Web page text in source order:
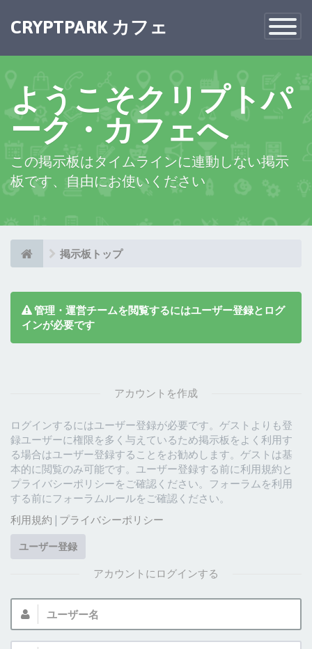
Toggle
CRYPTPARK カフェ ×
ようこそクリプトパ
ーク・カフェへ
この掲示板はタイムラインに連動しない掲示
板です、自由にお使いください
掲示板トップ
管理・運営チームを閲覧するにはユーザー登録とログ
インが必要です
アカウントを作成
ログインするにはユーザー登録が必要です。ゲストよりも登
録ユーザーに権限を多く与えているため掲示板をよく利用す
る場合はユーザー登録することをお勧めします。ゲストは基
本的に閲覧のみ可能です。ユーザー登録する前に利用規約と
プライバシーポリシーをご確認ください。フォーラムを利用
する前にフォーラムルールをご確認ください。
利用規約 | プライバシーポリシー
ユーザー登録
アカウントにログインする
ユ
ザ